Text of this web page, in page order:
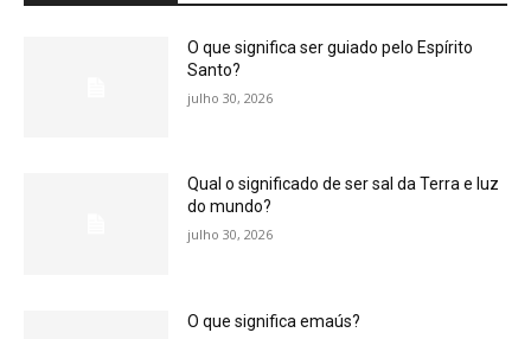
O que significa ser guiado pelo Espírito
Santo?
julho 30, 2026
Qual o significado de ser sal da Terra e luz
do mundo?
julho 30, 2026
O que significa emaús?